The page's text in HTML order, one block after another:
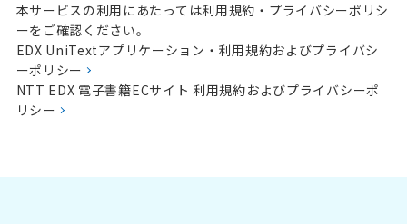
本サービスの利用にあたっては利用規約・プライバシーポリシ
ーをご確認ください。
EDX UniTextアプリケーション・利用規約およびプライバシ
ーポリシー
NTT EDX 電子書籍ECサイト 利用規約およびプライバシーポ
リシー